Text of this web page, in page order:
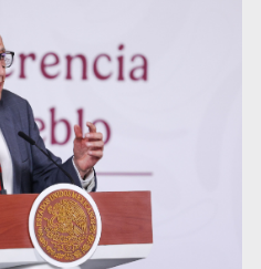
tras desaparición